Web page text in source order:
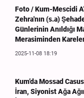
Foto / Kum-Mescidi
Zehra'nın (s.a)
Günlerinin Anıldığı
Merasiminden
2025-11-08 18:19
Kum’da Mossad
İran, Siyonist Ağa